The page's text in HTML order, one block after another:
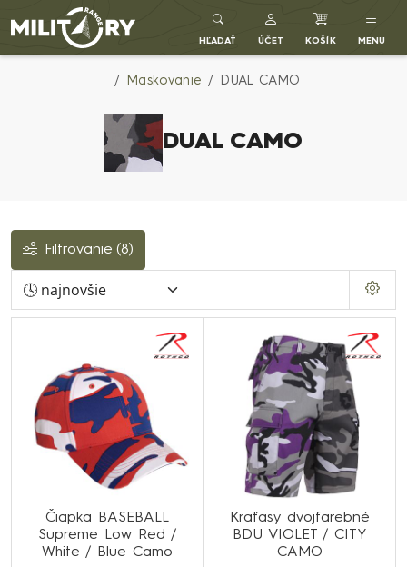
Army shop MILITARY RANGE SK
HĽADAŤ ÚČET KOŠÍK MENU
Maskovanie DUAL CAMO
DUAL CAMO
Filtrovanie (8)
Čiapka BASEBALL
Supreme Low Red /
White / Blue Camo
Kraťasy dvojfarebné
BDU VIOLET / CITY
CAMO